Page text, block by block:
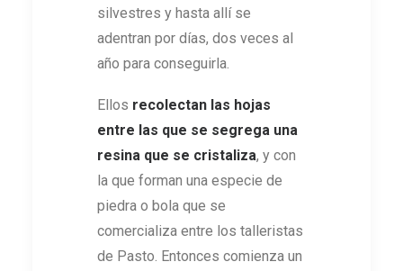
silvestres y hasta allí se
adentran por días, dos veces al
año para conseguirla.
Ellos recolectan las hojas
entre las que se segrega una
resina que se cristaliza, y con
la que forman una especie de
piedra o bola que se
comercializa entre los talleristas
de Pasto. Entonces comienza un